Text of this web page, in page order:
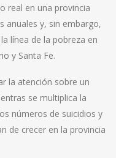
real en una provincia
anuales y, sin embargo,
línea de la pobreza en
y Santa Fe.
la atención sobre un
se multiplica la
números de suicidios y
de crecer en la provincia